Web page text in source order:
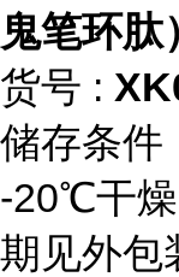
鬼笔环肽
货号 :
储存条件
-20℃干
期见外包